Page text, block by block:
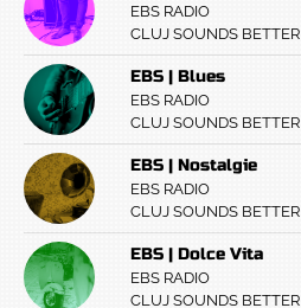
EBS RADIO
CLUJ SOUNDS BETTER
EBS | Blues
EBS RADIO
CLUJ SOUNDS BETTER
EBS | Nostalgie
EBS RADIO
CLUJ SOUNDS BETTER
EBS | Dolce Vita
EBS RADIO
CLUJ SOUNDS BETTER